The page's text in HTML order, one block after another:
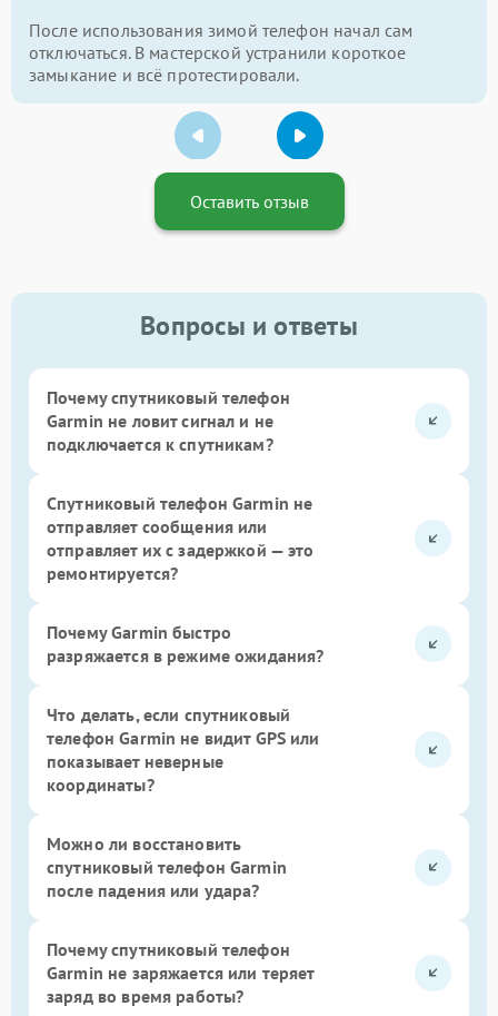
После использования зимой телефон начал сам
отключаться. В мастерской устранили короткое
замыкание и всё протестировали.
Оставить отзыв
Вопросы и ответы
Почему спутниковый телефон
Garmin не ловит сигнал и не
подключается к спутникам?
Спутниковый телефон Garmin не
отправляет сообщения или
отправляет их с задержкой — это
ремонтируется?
Почему Garmin быстро
разряжается в режиме ожидания?
Что делать, если спутниковый
телефон Garmin не видит GPS или
показывает неверные
координаты?
Можно ли восстановить
спутниковый телефон Garmin
после падения или удара?
Почему спутниковый телефон
Garmin не заряжается или теряет
заряд во время работы?